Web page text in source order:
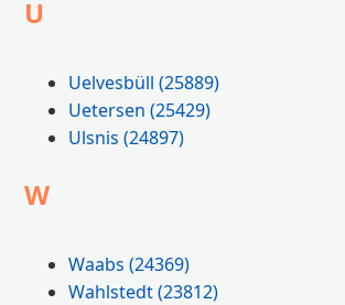
U
Uelvesbüll(25889)
Uetersen(25429)
Ulsnis(24897)
W
Waabs(24369)
Wahlstedt(23812)